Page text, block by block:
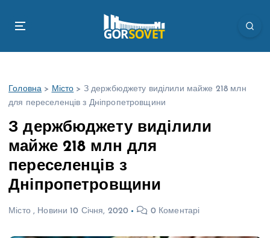
Головна > Місто > З держбюджету виділили майже 218 млн
для переселенців з Дніпропетровщини
З держбюджету виділили
майже 218 млн для
переселенців з
Дніпропетровщини
Місто, Новини 10 Січня, 2020 0 Коментарі